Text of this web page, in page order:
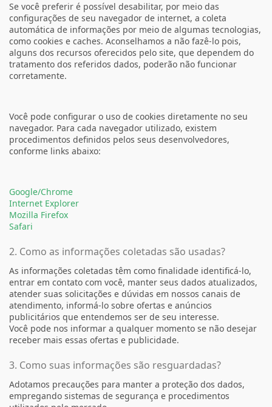
Se você preferir é possível desabilitar, por meio das
configurações de seu navegador de internet, a coleta
automática de informações por meio de algumas tecnologias,
como cookies e caches. Aconselhamos a não fazê-lo pois,
alguns dos recursos oferecidos pelo site, que dependem do
tratamento dos referidos dados, poderão não funcionar
corretamente.
Você pode configurar o uso de cookies diretamente no seu
navegador. Para cada navegador utilizado, existem
procedimentos definidos pelos seus desenvolvedores,
conforme links abaixo:
Google/Chrome
Internet Explorer
Mozilla Firefox
Safari
2. Como as informações coletadas são usadas?
As informações coletadas têm como finalidade identificá-lo,
entrar em contato com você, manter seus dados atualizados,
atender suas solicitações e dúvidas em nossos canais de
atendimento, informá-lo sobre ofertas e anúncios
publicitários que entendemos ser de seu interesse.
Você pode nos informar a qualquer momento se não desejar
receber mais essas ofertas e publicidade.
3. Como suas informações são resguardadas?
Adotamos precauções para manter a proteção dos dados,
empregando sistemas de segurança e procedimentos